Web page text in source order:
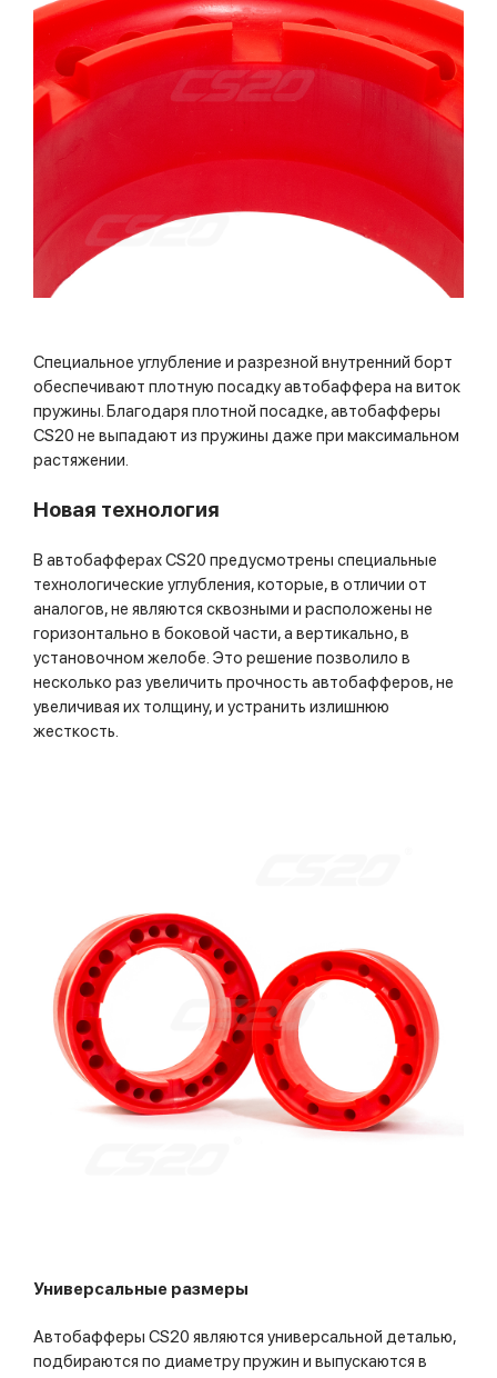
Специальное углубление и разрезной внутренний борт
обеспечивают плотную посадку автобаффера на виток
пружины. Благодаря плотной посадке, автобафферы
CS20 не выпадают из пружины даже при максимальном
растяжении.
Новая технология
В автобафферах CS20 предусмотрены специальные
технологические углубления, которые, в отличии от
аналогов, не являются сквозными и расположены не
горизонтально в боковой части, а вертикально, в
установочном желобе. Это решение позволило в
несколько раз увеличить прочность автобафферов, не
увеличивая их толщину, и устранить излишнюю
жесткость.
Универсальные размеры
Автобафферы CS20 являются универсальной деталью,
подбираются по диаметру пружин и выпускаются в